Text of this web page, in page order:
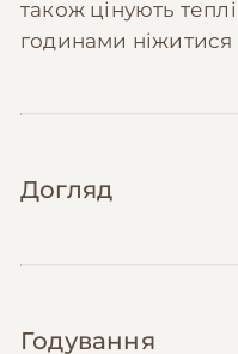
також цінують
годинами ніжитися
Догляд
особливості через
Годування